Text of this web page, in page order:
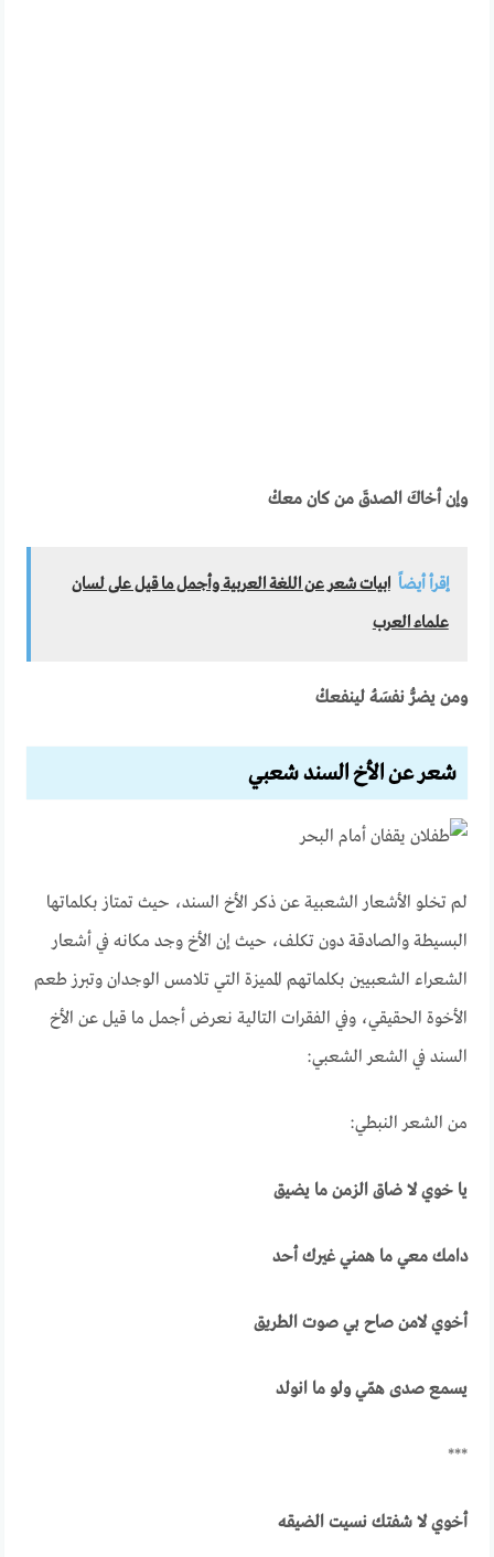
وإن أخاكَ الصدقَ من كان معكْ
إقرأ أيضاً ابيات شعر عن اللغة العربية وأجمل ما قيل على لسان
علماء العرب
ومن يضرُّ نفسَهُ لينفعكْ
شعر عن الأخ السند شعبي
لم تخلو الأشعار الشعبية عن ذكر الأخ السند، حيث تمتاز بكلماتها
البسيطة والصادقة دون تكلف، حيث إن الأخ وجد مكانه في أشعار
الشعراء الشعبيين بكلماتهم المميزة التي تلامس الوجدان وتبرز طعم
الأخوة الحقيقي، وفي الفقرات التالية نعرض أجمل ما قيل عن الأخ
السند في الشعر الشعبي:
من الشعر النبطي:
يا خوي لا ضاق الزمن ما يضيق
دامك معي ما همني غيرك أحد
أخوي لامن صاح بي صوت الطريق
يسمع صدى همّي ولو ما انولد
***
أخوي لا شفتك نسيت الضيقه